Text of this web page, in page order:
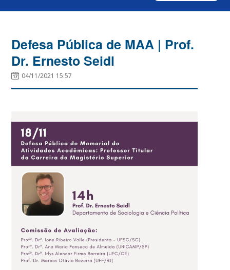
Defesa Pública de MAA | Prof.
Dr. Ernesto Seidl
04/11/2021 15:57